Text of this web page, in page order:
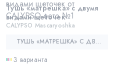
Тушь «матрешка» с двумя
видами щеточек
CALYPSO Mascaryoshka
ТУШЬ «МАТРЕШКА» С ДВУМЯ ВИДАМИ ЩЕТОЧЕК — CALYPSO MASCARYOSHKA
3 варианта